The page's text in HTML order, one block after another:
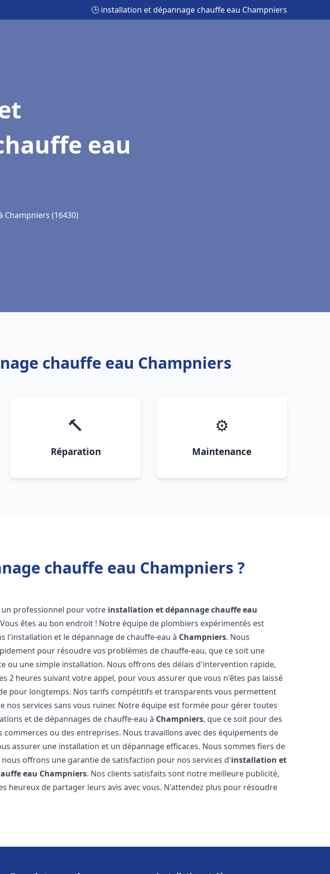
🕒 installation et dépannage chauffe eau Champniers
eau
(16430)
chauffe eau Champniers
🔨
Réparation
⚙️
Maintenance
chauffe eau Champniers ?
un professionnel pour votre installation et dépannage chauffe eau
êtes au bon endroit ! Notre équipe de plombiers expérimentés est
l'installation et le dépannage de chauffe-eau à Champniers. Nous
pour résoudre vos problèmes de chauffe-eau, que ce soit une
ou une simple installation. Nous offrons des délais d'intervention rapide,
2 heures suivant votre appel, pour vous assurer que vous n'êtes pas laissé
pour longtemps. Nos tarifs compétitifs et transparents vous permettent
nos services sans vous ruiner. Notre équipe est formée pour gérer toutes
et de dépannages de chauffe-eau à Champniers, que ce soit pour des
commerces ou des entreprises. Nous travaillons avec des équipements de
assurer une installation et un dépannage efficaces. Nous sommes fiers de
offrons une garantie de satisfaction pour nos services d'installation et
eau Champniers. Nos clients satisfaits sont notre meilleure publicité,
heureux de partager leurs avis avec vous. N'attendez plus pour résoudre